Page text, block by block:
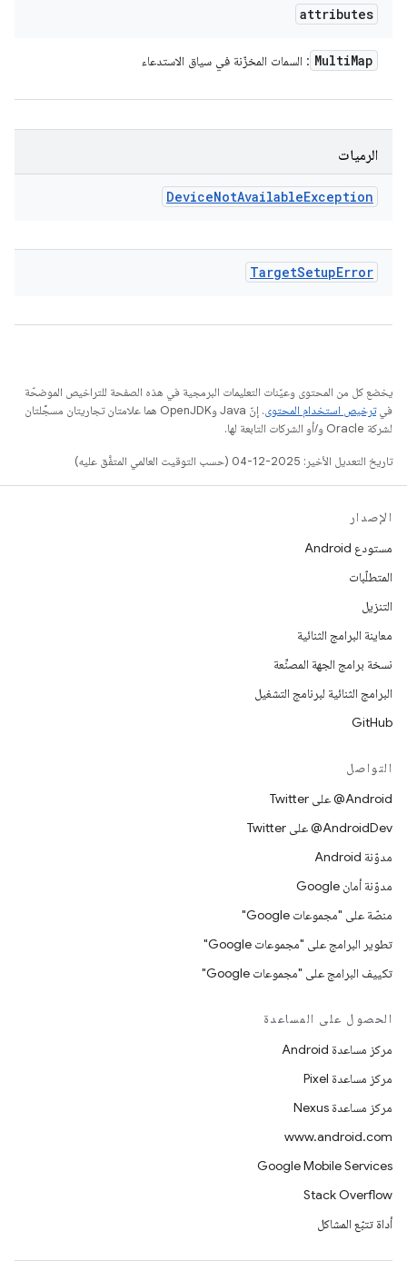
attributes
MultiMap : السمات المخزّنة في سياق الاستدعاء
الرميات
DeviceNotAvailableException
TargetSetupError
يخضع كل من المحتوى وعيّنات التعليمات البرمجية في هذه الصفحة للتراخيص الموضحّة
فيترخيص استخدام المحتوى
. إنّ Java وOpenJDK هما علامتان تجاريتان مسجَّلتان
لشركة Oracle و/أو الشركات التابعة لها.
تاريخ التعديل الأخير: 2025-12-04 (حسب التوقيت العالمي المتفَّق عليه)
الإصدار
مستودع Android
المتطلّبات
التنزيل
معاينة البرامج الثنائية
نسخة برامج الجهة المصنِّعة
البرامج الثنائية لبرنامج التشغيل
GitHub
التواصل
‎@Android على Twitter
‎@AndroidDev على Twitter
مدوّنة Android
مدوّنة أمان Google
منصّة على "مجموعات Google"
تطوير البرامج على "مجموعات Google"
تكييف البرامج على "مجموعات Google"
الحصول على المساعدة
مركز مساعدة Android
مركز مساعدة Pixel
مركز مساعدة Nexus
www.android.com
Google Mobile Services
Stack Overflow
أداة تتبّع المشاكل